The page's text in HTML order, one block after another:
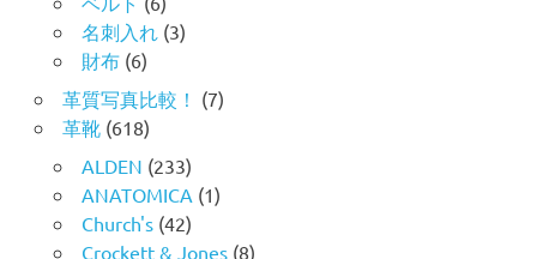
名刺入れ (3)
財布(6)
革質写真比較！ (7)
革靴(618)
ALDEN (233)
ANATOMICA (1)
Church's(42)
Crockett & Jones(8)